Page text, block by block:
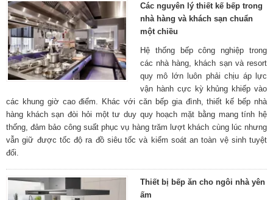
Các nguyên lý thiết kế bếp trong
nhà hàng và khách sạn chuẩn
một chiều
Hệ thống bếp công nghiệp trong
các nhà hàng, khách sạn và resort
quy mô lớn luôn phải chịu áp lực
vận hành cực kỳ khủng khiếp vào
các khung giờ cao điểm. Khác với căn bếp gia đình, thiết kế bếp nhà
hàng khách sạn đòi hỏi một tư duy quy hoạch mặt bằng mang tính hệ
thống, đảm bảo công suất phục vụ hàng trăm lượt khách cùng lúc nhưng
vẫn giữ được tốc độ ra đồ siêu tốc và kiểm soát an toàn vệ sinh tuyệt
đối.
Thiết bị bếp ăn cho ngôi nhà yên
ấm